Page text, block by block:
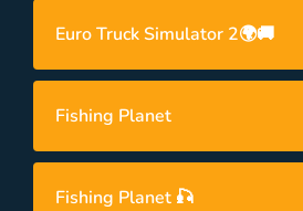
Euro Truck Simulator 2🌍🚚
Fishing Planet
Fishing Planet 🎣